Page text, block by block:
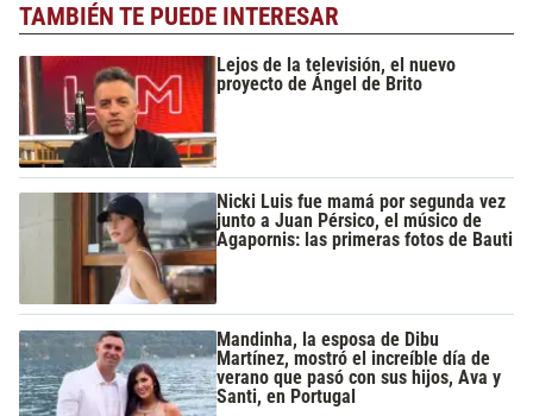
TAMBIÉN TE PUEDE INTERESAR
Lejos de la televisión, el nuevo
proyecto de Ángel de Brito
Nicki Luis fue mamá por segunda vez
junto a Juan Pérsico, el músico de
Agapornis: las primeras fotos de Bauti
Mandinha, la esposa de Dibu
Martínez, mostró el increíble día de
verano que pasó con sus hijos, Ava y
Santi, en Portugal